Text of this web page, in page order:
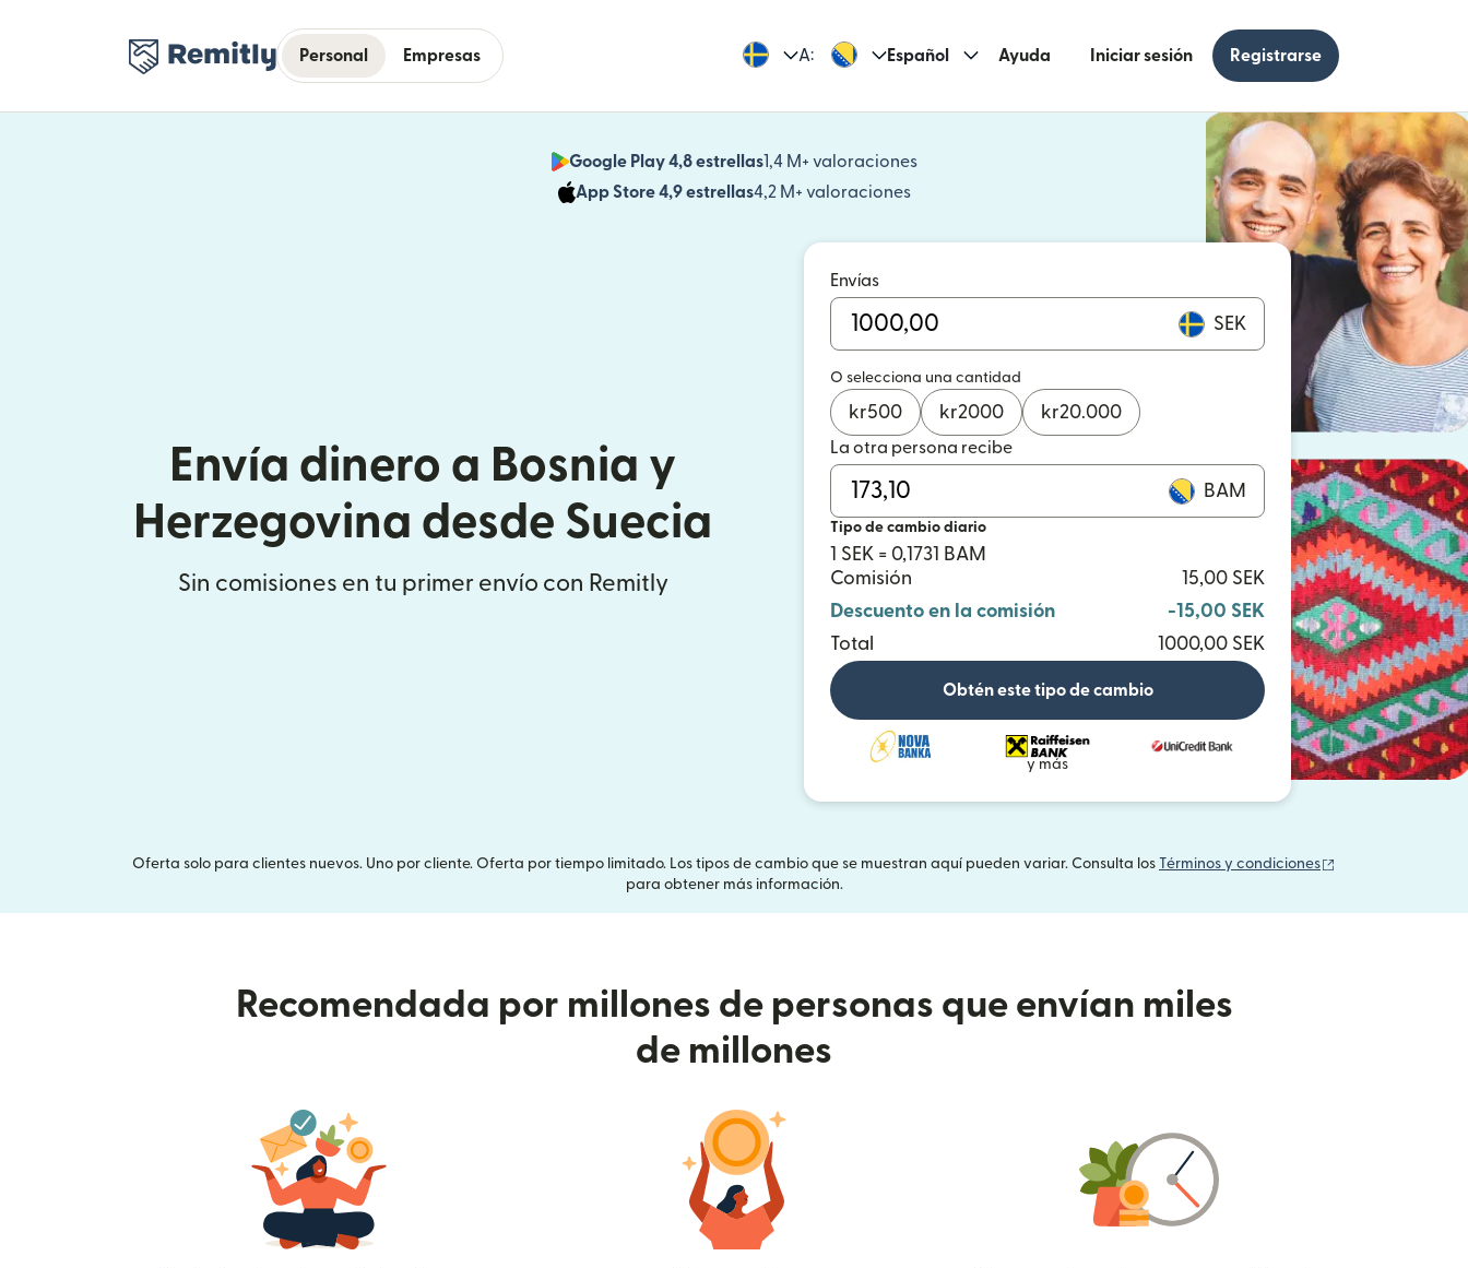
Personal Empresas A: Español Ayuda Iniciar sesión Registrarse
Google Play 4,8 estrellas1,4 M+ valoraciones
(se abre en una ventana nueva)
App Store 4,9 estrellas4,2 M+ valoraciones
(se abre en una ventana nueva)
Envía dinero a Bosnia y
Herzegovina desde Suecia
Sin comisiones en tu primer envío con Remitly
Envías
SEK
O selecciona una cantidad
kr500 kr2000 kr20.000
La otra persona recibe
BAM
Tipo de cambio diario
1 SEK = 0,1731 BAM
Comisión
15,00 SEK
Descuento en la comisión
-15,00 SEK
Total
1000,00 SEK
Obtén este tipo de cambio
y más
Oferta solo para clientes nuevos. Uno por cliente. Oferta por tiempo limitado. Los tipos de cambio que se muestran aquí pueden variar. Consulta los Términos y condiciones
para obtener más información.
Recomendada por millones de personas que envían miles
de millones